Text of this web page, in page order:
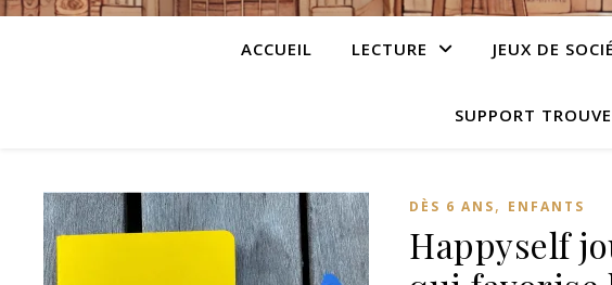
ACCUEIL LECTURE JEUX DE
SUPPORT
DÈS 6 ANS, ENFANTS
Happyself